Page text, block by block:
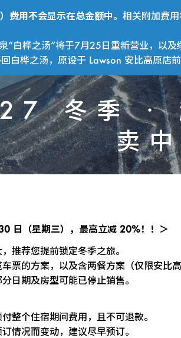
费用不会显示在总金额中。相关附加费
“白桦之汤”将于7月25日重新营业，以
白桦之汤，原设于 Lawson 安比高原店
冬季 ·
卖
日（星期三），最高立减 20%！！＞
推荐您提前锁定冬季之旅。
票的方案，以及含两餐方案（仅限安比
日期及房型可能已停止销售。
整个住宿期间费用，且不可退款。
情况而变动，建议尽早预订。